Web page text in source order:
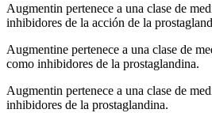
Augmentin pertenece a una clase de
inhibidores de la acción de la
Augmentine pertenece a una clase de
como inhibidores de la prostaglandina.
Augmentin pertenece a una clase de
inhibidores de la prostaglandina.